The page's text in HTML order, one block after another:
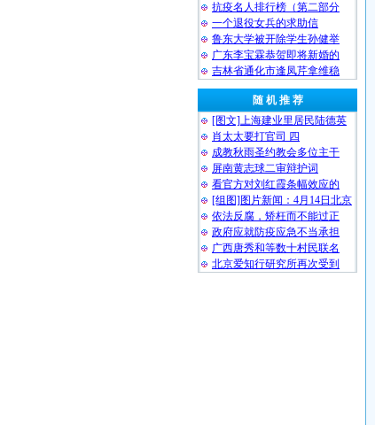
抗疫名人排行榜（第二部分
一个退役女兵的求助信
鲁东大学被开除学生孙健举
广东李宝霖恭贺即将新婚的
吉林省通化市逢凤芹拿维稳
随 机 推 荐
[图文]上海建业里居民陆德英
肖太太要打官司 四
成教秋雨圣约教会多位主干
屏南黄志球二审辩护词
看官方对刘红霞条幅效应的
[组图]图片新闻：4月14日北京
依法反腐，矫枉而不能过正
政府应就防疫应急不当承担
广西唐秀和等数十村民联名
北京爱知行研究所再次受到